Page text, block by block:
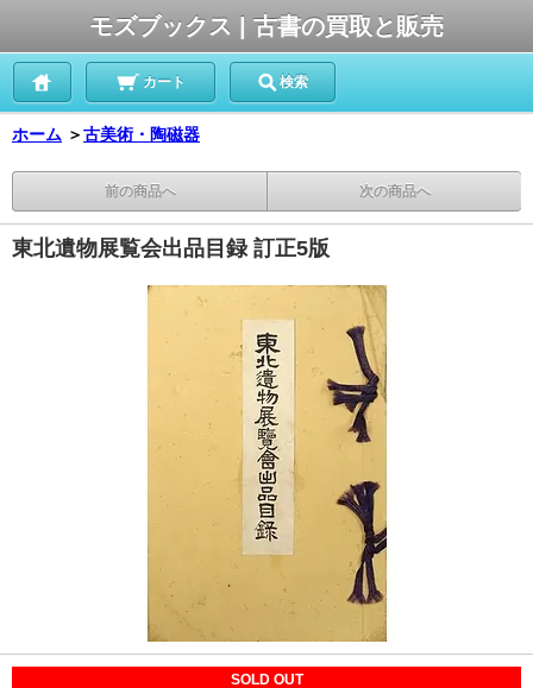
モズブックス | 古書の買取と販売
カート 検索
ホーム ＞古美術・陶磁器
前の商品へ 次の商品へ
東北遺物展覧会出品目録 訂正5版
SOLD OUT